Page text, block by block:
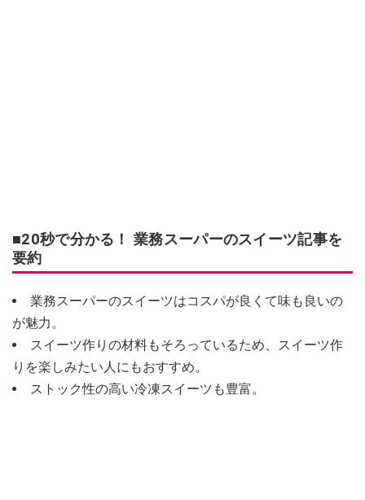
■20秒で分かる！ 業務スーパーのスイーツ記事を
要約
業務スーパーのスイーツはコスパが良くて味も良いの
が魅力。
スイーツ作りの材料もそろっているため、スイーツ作
りを楽しみたい人にもおすすめ。
ストック性の高い冷凍スイーツも豊富。